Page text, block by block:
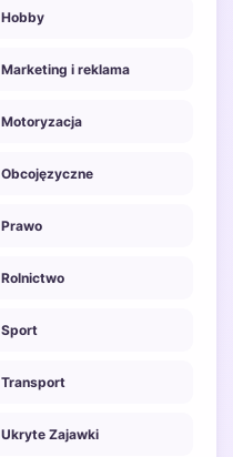
Hobby
Marketing i reklama
Motoryzacja
Obcojęzyczne
Prawo
Rolnictwo
Sport
Transport
Ukryte Zajawki